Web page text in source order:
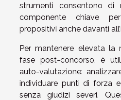
strumenti consentono di
componente chiave
propositivi anche davanti
Per mantenere elevata la
fase post-concorso, è
auto-valutazione:
individuare punti di forza
senza giudizi severi.